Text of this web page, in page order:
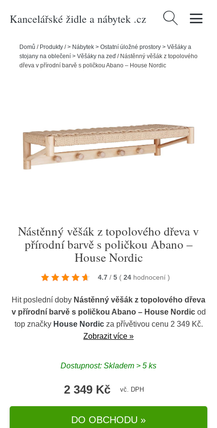
Kancelářské židle a nábytek .cz Vyhledávání
Domů / Produkty /> Nábytek > Ostatní úložné prostory > Věšáky a
stojany na oblečení > Věšáky na zeď/ Nástěnný věšák z topolového
dřeva v přírodní barvě s poličkou Abano – House Nordic
Nástěnný věšák z topolového dřeva v
přírodní barvě s poličkou Abano –
House Nordic
4.7 / 5 ( 24 hodnocení )
Hit poslední doby Nástěnný věšák z topolového dřeva
v přírodní barvě s poličkou Abano – House Nordicod
top značky House Nordicza přívětivou cenu 2 349 Kč.
Zobrazit více »
Dostupnost: Skladem > 5 ks
2 349 Kč vč. DPH
DO OBCHODU »